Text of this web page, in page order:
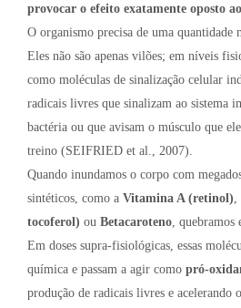
provocar o efeito exatamente oposto
O organismo precisa de uma quantidade
Eles não são apenas vilões; em níveis
como moléculas de sinalização celular
radicais livres que sinalizam ao sistema
bactéria ou que avisam o músculo que
treino (SEIFRIED et al., 2007).
Quando inundamos o corpo com
sintéticos, como a Vitamina A (retinol)
tocoferol) ou Betacaroteno ,
Em doses supra-fisiológicas, essas
química e passam a agir como pró-
produção de radicais livres e acelerando